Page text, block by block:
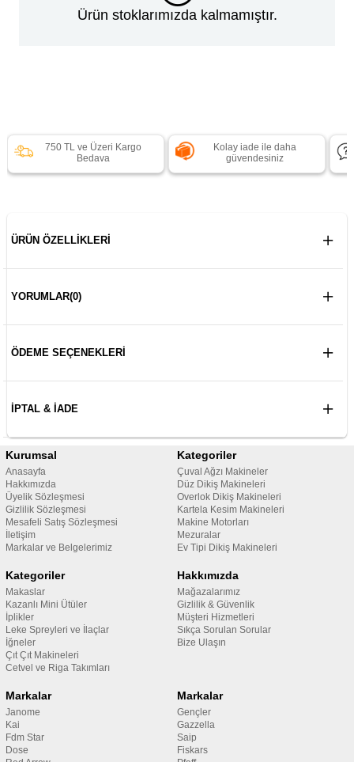
Ürün stoklarımızda kalmamıştır.
750 TL ve Üzeri Kargo
Bedava
Kolay iade ile daha
güvendesiniz
ÜRÜN ÖZELLIKLERI
YORUMLAR(0)
ÖDEME SEÇENEKLERI
İPTAL & İADE
Kurumsal
Anasayfa
Hakkımızda
Üyelik Sözleşmesi
Gizlilik Sözleşmesi
Mesafeli Satış Sözleşmesi
İletişim
Markalar ve Belgelerimiz
Kategoriler
Çuval Ağzı Makineler
Düz Dikiş Makineleri
Overlok Dikiş Makineleri
Kartela Kesim Makineleri
Makine Motorları
Mezuralar
Ev Tipi Dikiş Makineleri
Kategoriler
Makaslar
Kazanlı Mini Ütüler
İplikler
Leke Spreyleri ve İlaçlar
İğneler
Çıt Çıt Makineleri
Cetvel ve Riga Takımları
Hakkımızda
Mağazalarımız
Gizlilik & Güvenlik
Müşteri Hizmetleri
Sıkça Sorulan Sorular
Bize Ulaşın
Markalar
Janome
Kai
Fdm Star
Dose
Markalar
Gençler
Gazzella
Saip
Fiskars